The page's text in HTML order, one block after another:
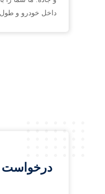
داخل خودرو و طول
درخواست